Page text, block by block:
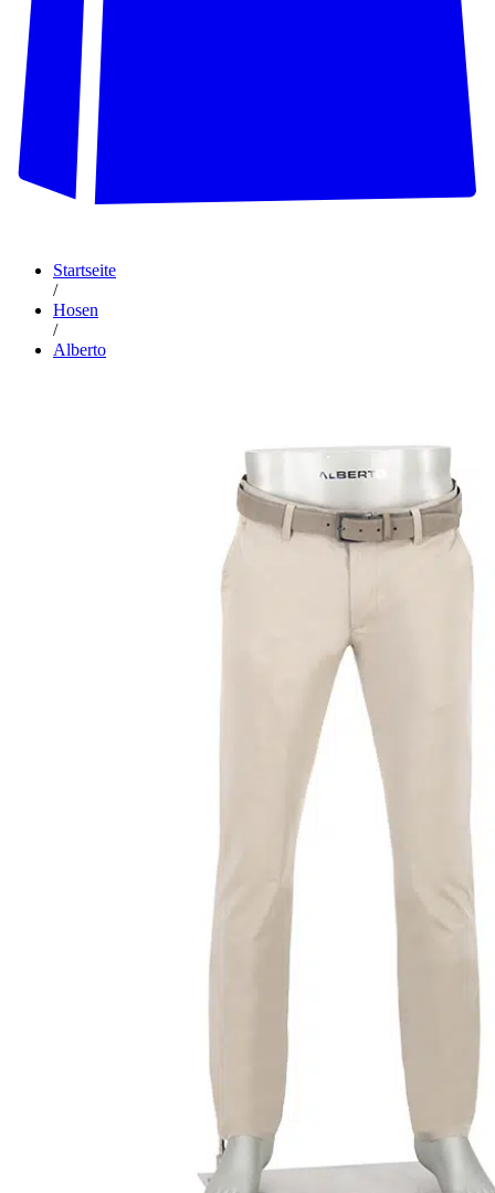
Startseite
/
Hosen
/
Alberto